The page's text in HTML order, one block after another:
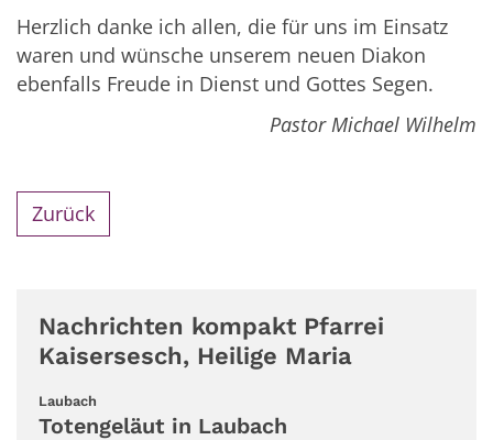
Herzlich danke ich allen, die für uns im Einsatz
waren und wünsche unserem neuen Diakon
ebenfalls Freude in Dienst und Gottes Segen.
Pastor Michael Wilhelm
Zurück
Nachrichten kompakt Pfarrei
Kaisersesch, Heilige Maria
Laubach
Totengeläut in Laubach